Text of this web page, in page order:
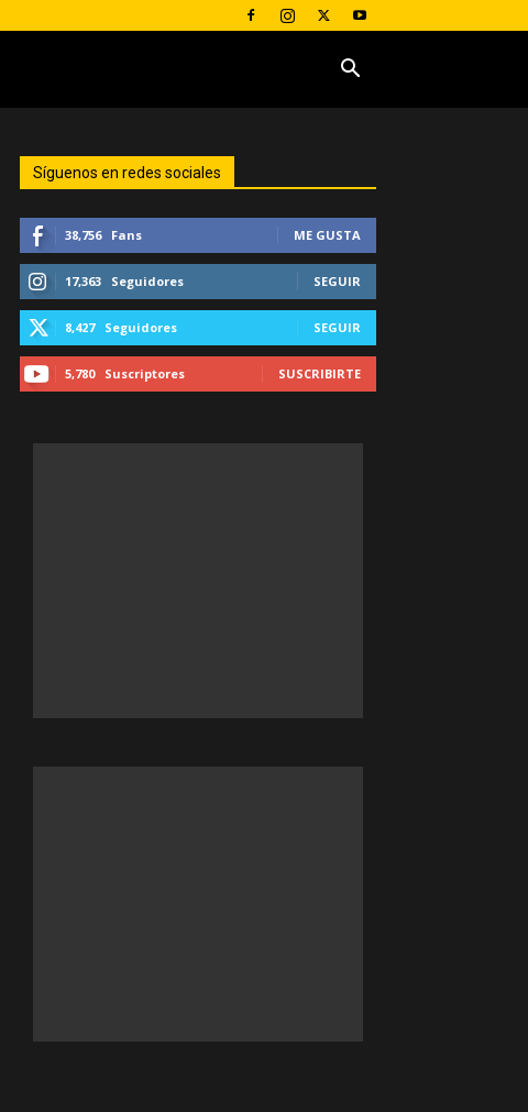
Síguenos en redes sociales
38,756 Fans ME GUSTA
17,363 Seguidores SEGUIR
8,427 Seguidores SEGUIR
5,780 Suscriptores SUSCRIBIRTE